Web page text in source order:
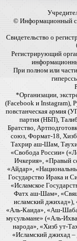
© Информационный
Свидетельство о
Регистрирующий
При полном или
*Организации,
(Facebook и Instagram),
повстанческая армия
партия (НБП),
Братство,
союз, Формат-18, Хизб
Тахрир аш-Шам,
«Свобода России»
Ичкерия», «Правый
«Айдар»,
Государство Ирака и
«Исламское
Фатх аш-Шам»,
исламский
«Аль-Каида», «Аш-
мусульмане» («Аль-
народа», «Хизб ут-
«Исламский джихад